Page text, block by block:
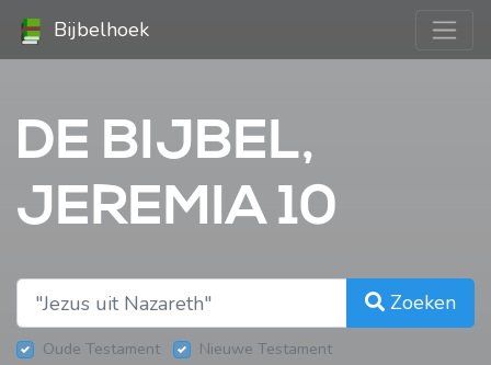
Bijbelhoek
DE BIJBEL,
JEREMIA 10
Zoeken
Oude Testament Nieuwe Testament